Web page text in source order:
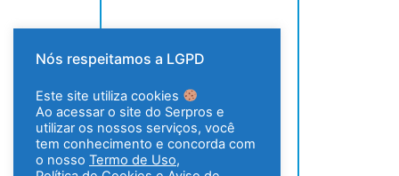
Nós respeitamos a LGPD
Este site utiliza cookies
Ao acessar o site do Serpros e
utilizar os nossos serviços, você
tem conhecimento e concorda com
o nosso Termo de Uso,